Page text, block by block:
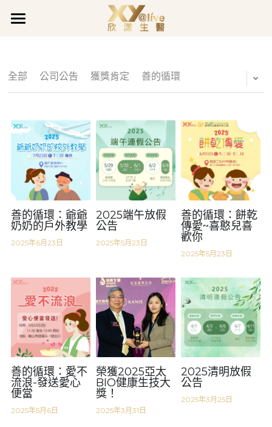
品牌故事
品質堅持
企業沿革
品牌事蹟
企業活動
善的循環
最新公告
促銷活動
全系列產品
全面呵護
煥膚潤采
豐盈亮澤
真智妍系列
欣漾日誌
活力充沛專欄
魅力煥顏專欄
健康守護專欄
會員專區
會員登入
LINE@客服
全部 公司公告 獲獎肯定 善的循環
善的循環：爺爺
奶奶的戶外教學
2025年6月23日
2025端午放假
公告
2025年5月23日
善的循環：餅乾
傳愛~喜憨兒喜
歡你
2025年5月23日
善的循環：愛不
流浪-發送愛心
便當
2025年5月6日
榮獲2025亞太
BIO健康生技大
獎！
2025年3月31日
2025清明放假
公告
2025年3月25日
部落格分類
最新公告
企業活動
公司公告
愛用分享
活力充沛
魅力煥顏
欣漾月曆
善的循環
獲獎肯定